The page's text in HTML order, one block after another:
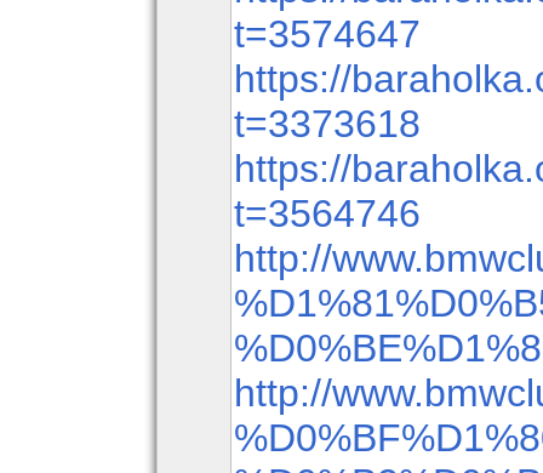
t=3574647
https://
t=3373618
https://
t=3564746
http://
http://